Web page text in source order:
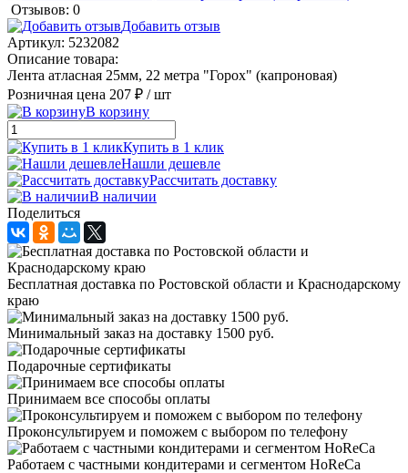
Отзывов: 0
Добавить отзыв
Артикул: 5232082
Описание товара:
Лента атласная 25мм, 22 метра "Горох" (капроновая)
Розничная цена 207 ₽ / шт
В корзину
Купить в 1 клик
Нашли дешевле
Рассчитать доставку
В наличии
Поделиться
Бесплатная доставка по Ростовской области и Краснодарскому
краю
Минимальный заказ на доставку 1500 руб.
Подарочные сертификаты
Принимаем все способы оплаты
Проконсультируем и поможем с выбором по телефону
Работаем с частными кондитерами и сегментом HoReCa